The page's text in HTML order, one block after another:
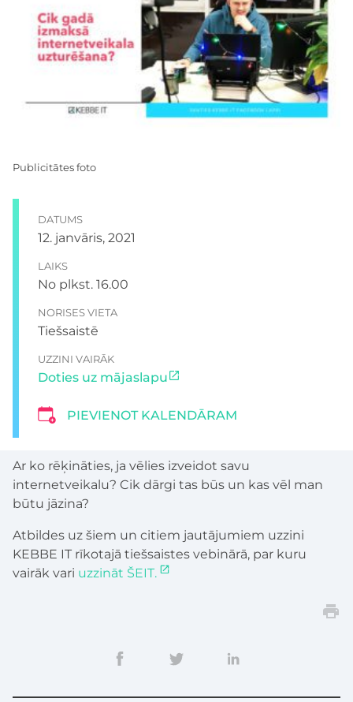
Ar ko rēķināties, ja vēlies izveidot savu
internetveikalu? Cik dārgi tas būs un kas vēl man
būtu jāzina?
Atbildes uz šiem un citiem jautājumiem uzzini
KEBBE IT rīkotajā tiešsaistes vebinārā, par kuru
vairāk vari uzzināt ŠEIT.
DATUMS
12. janvāris, 2021
LAIKS
No plkst. 16.00
NORISES VIETA
Tiešsaistē
UZZINI VAIRĀK
Doties uz mājaslapu
PIEVIENOT KALENDĀRAM
Publicitātes foto